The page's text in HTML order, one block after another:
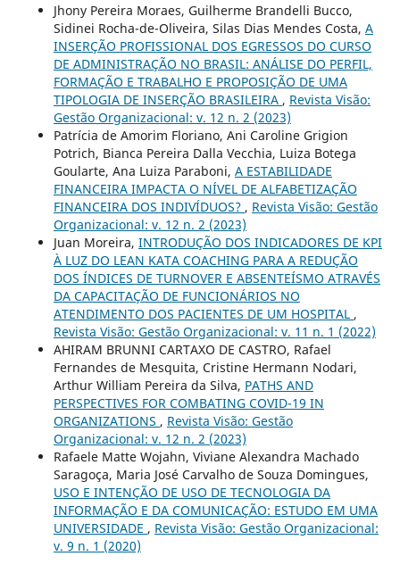
Jhony Pereira Moraes, Guilherme Brandelli Bucco,
Sidinei Rocha-de-Oliveira, Silas Dias Mendes Costa, A
INSERÇÃO PROFISSIONAL DOS EGRESSOS DO CURSO
DE ADMINISTRAÇÃO NO BRASIL: ANÁLISE DO PERFIL,
FORMAÇÃO E TRABALHO E PROPOSIÇÃO DE UMA
TIPOLOGIA DE INSERÇÃO BRASILEIRA , Revista Visão:
Gestão Organizacional: v. 12 n. 2 (2023)
Patrícia de Amorim Floriano, Ani Caroline Grigion
Potrich, Bianca Pereira Dalla Vecchia, Luiza Botega
Goularte, Ana Luiza Paraboni, A ESTABILIDADE
FINANCEIRA IMPACTA O NÍVEL DE ALFABETIZAÇÃO
FINANCEIRA DOS INDIVÍDUOS? , Revista Visão: Gestão
Organizacional: v. 12 n. 2 (2023)
Juan Moreira, INTRODUÇÃO DOS INDICADORES DE KPI
À LUZ DO LEAN KATA COACHING PARA A REDUÇÃO
DOS ÍNDICES DE TURNOVER E ABSENTEÍSMO ATRAVÉS
DA CAPACITAÇÃO DE FUNCIONÁRIOS NO
ATENDIMENTO DOS PACIENTES DE UM HOSPITAL ,
Revista Visão: Gestão Organizacional: v. 11 n. 1 (2022)
AHIRAM BRUNNI CARTAXO DE CASTRO, Rafael
Fernandes de Mesquita, Cristine Hermann Nodari,
Arthur William Pereira da Silva, PATHS AND
PERSPECTIVES FOR COMBATING COVID-19 IN
ORGANIZATIONS , Revista Visão: Gestão
Organizacional: v. 12 n. 2 (2023)
Rafaele Matte Wojahn, Viviane Alexandra Machado
Saragoça, Maria José Carvalho de Souza Domingues,
USO E INTENÇÃO DE USO DE TECNOLOGIA DA
INFORMAÇÃO E DA COMUNICAÇÃO: ESTUDO EM UMA
UNIVERSIDADE , Revista Visão: Gestão Organizacional:
v. 9 n. 1 (2020)